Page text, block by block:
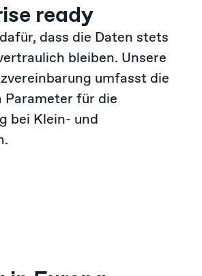
ready
dass die Daten stets
bleiben. Unsere
umfasst die
für die
bei Klein- und